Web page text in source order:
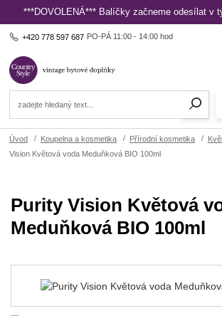
***DOVOLENÁ*** Balíčky začneme odesílat v
+420 778 597 687 PO-PÁ 11:00 - 14:00 hod
Úvod Koupelna a kosmetika Přírodní kosmetika
Vision Květová voda Meduňková BIO 100ml
Purity Vision Květová
Meduňková BIO 100ml